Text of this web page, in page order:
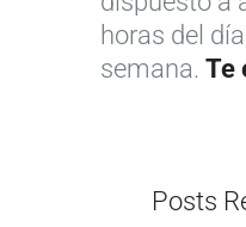
horas del
semana. Te
Posts
c
a
p
…